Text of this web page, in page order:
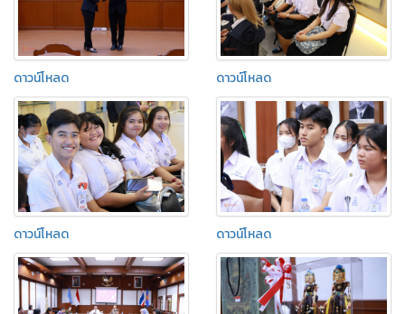
ดาวน์โหลด ดาวน์โหลด
ดาวน์โหลด ดาวน์โหลด